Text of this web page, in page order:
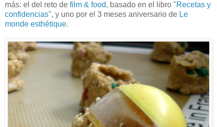
más: el del reto de film & food, basado en el libro "Recetas y
confidencias", y uno por el 3 meses aniversario de Le
monde esthétique.